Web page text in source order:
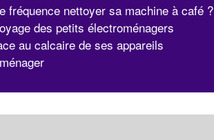
fréquence nettoyer sa machine à café ?
des petits électroménagers
au calcaire de ses appareils